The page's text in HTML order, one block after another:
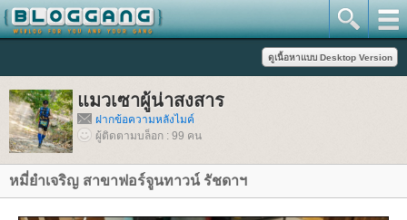
มวเซาผู้น่าสงสาร
ฝากข้อความหลังไมค์
ผู้ติดตามบล็อก : 99 คน
หมี่ยำเจริญ สาขาฟอร์จูนทาวน์ รัชดาฯ